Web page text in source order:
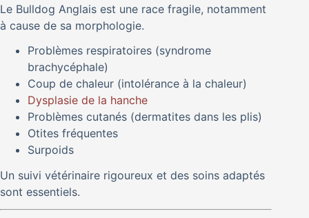
Le Bulldog Anglais est une race fragile, notamment
à cause de sa morphologie.
Problèmes respiratoires (syndrome
brachycéphale)
Coup de chaleur (intolérance à la chaleur)
Dysplasie de la hanche
Problèmes cutanés (dermatites dans les plis)
Otites fréquentes
Surpoids
Un suivi vétérinaire rigoureux et des soins adaptés
sont essentiels.